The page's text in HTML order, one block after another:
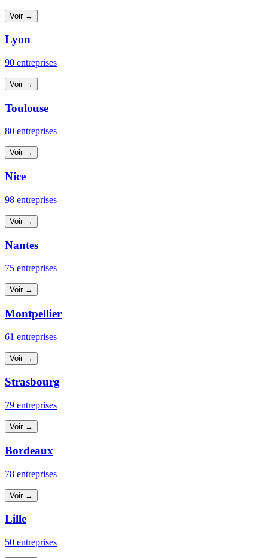
Voir →
Lyon
90 entreprises
Voir →
Toulouse
80 entreprises
Voir →
Nice
98 entreprises
Voir →
Nantes
75 entreprises
Voir →
Montpellier
61 entreprises
Voir →
Strasbourg
79 entreprises
Voir →
Bordeaux
78 entreprises
Voir →
Lille
50 entreprises